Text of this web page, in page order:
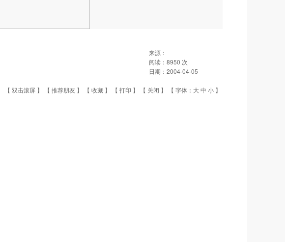
来源：
阅读： 8950 次
日期： 2004-04-05
【 双击滚屏 】 【 推荐朋友 】 【 收藏 】 【 打印 】 【 关闭 】 【 字体： 大中 小 】